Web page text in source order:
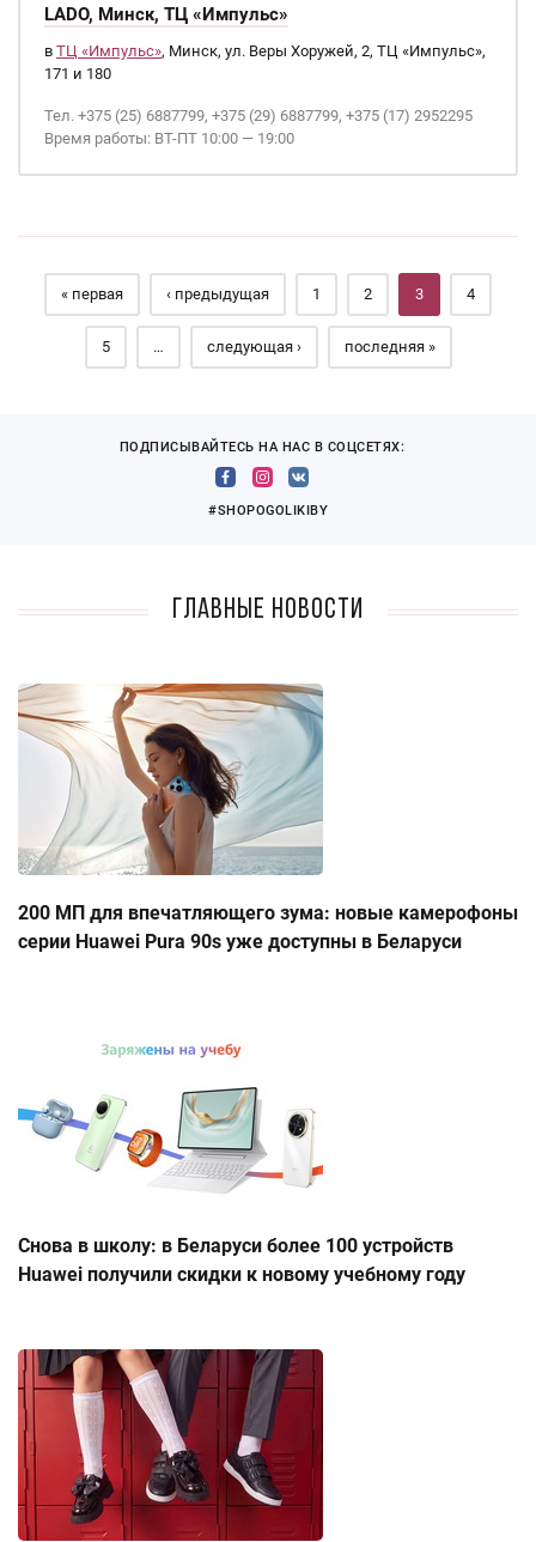
LADO, Минск, ТЦ «Импульс»
в ТЦ «Импульс», Минск, ул. Веры Хоружей, 2, ТЦ «Импульс»,
171 и 180
Тел. +375 (25) 6887799, +375 (29) 6887799, +375 (17) 2952295
Время работы: ВТ-ПТ 10:00 — 19:00
Страницы
« первая ‹ предыдущая 1 2 3 4
5 … следующая › последняя »
ПОДПИСЫВАЙТЕСЬ НА НАС В СОЦСЕТЯХ:
#SHOPOGOLIKIBY
Главные новости
200 МП для впечатляющего зума: новые камерофоны
серии Huawei Pura 90s уже доступны в Беларуси
Снова в школу: в Беларуси более 100 устройств
Huawei получили скидки к новому учебному году